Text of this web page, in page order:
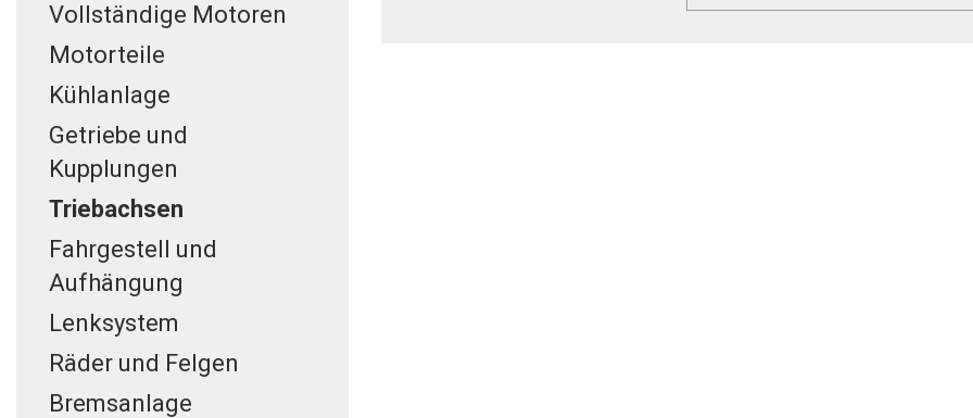
Vollständige Motoren
Motorteile
Kühlanlage
Getriebe und
Kupplungen
Triebachsen
Fahrgestell und
Aufhängung
Lenksystem
Räder und Felgen
Bremsanlage